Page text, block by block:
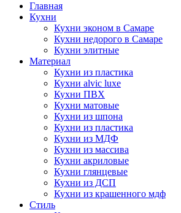
Главная
Кухни
Кухни эконом в Самаре
Кухни недорого в Самаре
Кухни элитные
Материал
Кухни из пластика
Кухни alvic luxe
Кухни ПВХ
Кухни матовые
Кухни из шпона
Кухни из пластика
Кухни из МДФ
Кухни из массива
Кухни акриловые
Кухни глянцевые
Кухни из ДСП
Кухни из крашенного мдф
Стиль